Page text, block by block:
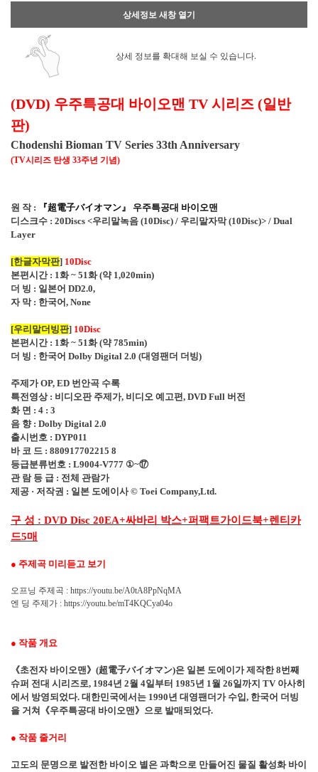
상세정보 새창 열기
상세 정보를 확대해 보실 수 있습니다.
(DVD) 우주특공대 바이오맨 TV시리즈 (일반
판)
Chodenshi Bioman TV Series 33th Anniversary
(TV시리즈 탄생 33주년 기념)
원 작 : 『超電子バイオマン』 우주특공대 바이오맨
디스크수 : 20Discs <우리말녹음 (10Disc) / 우리말자막(10Disc)> / Dual
Layer
[한글자막판] 10Disc
본편시간 : 1화~ 51화(약 1,020min)
더 빙 : 일본어 DD2.0,
자 막 : 한국어 , None
[우리말더빙판] 10Disc
본편시간 : 1화~ 51화(약785min)
더 빙 : 한국어 Dolby Digital 2.0 (대영팬더 더빙)
주제가OP, ED 번안곡 수록
특전영상 : 비디오판 주제가, 비디오 예고편, DVD Full 버전
화 면 : 4 : 3
음 향 : Dolby Digital 2.0
출시번호 : DYP011
바 코 드 : 880917702215 8
등급분류번호 : L9004-V777 ①~⑰
관 람 등 급 : 전체 관람가
제공 · 저작권 : 일본 도에이사© Toei Company,Ltd.
구 성 : DVD Disc 20EA+싸바리 박스+퍼팩트가이드북+렌티카
드5매
● 주제곡 미리듣고 보기
오프닝 주제곡 : https://youtu.be/A0tA8PpNqMA
엔 딩 주제가 : https://youtu.be/mT4KQCya04o
● 작품 개요
《초전자 바이오맨》 (超電子バイオマン)은 일본 도에이가 제작한8번째
슈퍼 전대 시리즈로, 1984년 2월 4일부터 1985년 1월 26일까지 TV 아사히
에서 방영되었다. 대한민국에서는 1990년 대영팬더가 수입 , 한국어 더빙
을 거쳐
《우주특공대 바이오맨》 으로 발매되었다.
● 작품 줄거리
고도의 문명으로 발전한 바이오 별은 과학으로 만들어진 물질 활성화 바이